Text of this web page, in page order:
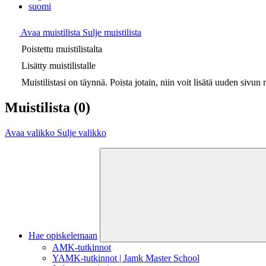
suomi
Avaa muistilista Sulje muistilista
Poistettu muistilistalta
Lisätty muistilistalle
Muistilistasi on täynnä. Poista jotain, niin voit lisätä uuden sivun
Muistilista (0)
Avaa valikko Sulje valikko
Hae opiskelemaan
AMK-tutkinnot
YAMK-tutkinnot | Jamk Master School